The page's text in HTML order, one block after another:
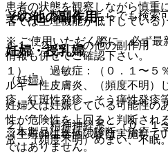
患者の状態を観察しながら慎重
者では生理機能が低下している
妊婦・授乳婦
（妊婦）
妊婦又は妊娠している可能性の
性が危険性を上回ると判断され
（生殖発生毒性試験は実施して
その他の副作用
１１．２． その他の副作用
１）． 過敏症：（０．１〜５
ルギー性皮膚炎、（頻度不明）
疹、紅斑性発疹、そう痒性発疹
２）． 精神神経系：（０．１
常、（頻度不明）めまい、不眠
一般名、製品名どちらでも検索
※ ご使用いただく際に、必ず最
情報も併せてご確認下さい。
※本製品は疾病の診断・治療・
ではありません。